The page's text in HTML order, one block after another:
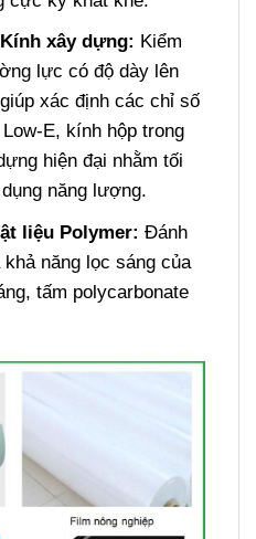
xây dựng: Kiểm
lực có độ dày lên
xác định các chỉ số
E, kính hộp trong
hiện đại nhằm tối
năng lượng.
liệu Polymer: Đánh
năng lọc sáng của
tấm polycarbonate